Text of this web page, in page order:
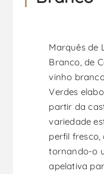
Marquês de
Branco, de
vinho
Verdes
partir da
variedade
perfil fresco,
tornando-o
apelativa